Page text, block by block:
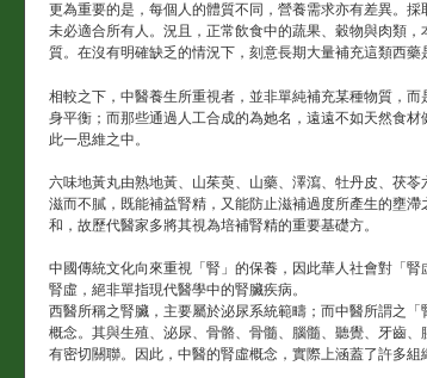
更為重要的是，每個人的體質不同，營養需求亦有差異。採
未必適合所有人。況且，正常飲食中的蔬果、穀物與肉類
質。在沒有明確缺乏的情況下，刻意長期大量補充這類西藥
相較之下，中醫養生所重視者，並非單純補充某種物質，
身平衡；而那些通過人工合成的為她名，遠遠不如天然食
此一思維之中。
六味地黃丸由熟地黃、山茱萸、山藥、澤瀉、牡丹皮、茯苓
滋而不膩，既能補益腎精，又能防止滋補過度所產生的壅
和，故歷代醫家多將其視為培補腎精的重要基礎方。
中國傳統文化向來重視「腎」的保養，因此華人社會對「
腎虛，絕非單指現代醫學中的腎臟疾病。
西醫所稱之腎臟，主要屬於泌尿系統範疇；而中醫所謂之
概念。其與生殖、泌尿、骨骼、骨髓、腦髓、聽覺、牙齒
有密切關聯。因此，中醫的腎虛概念，實際上涵蓋了許多組